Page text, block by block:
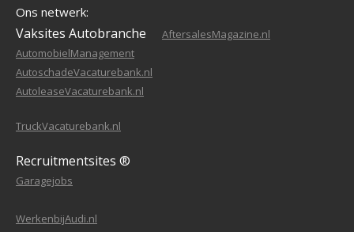
Ons netwerk:
Vaksites Autobranche
AftersalesMagazine.nl
AutomobielManagement
AutoschadeVacaturebank.nl
AutoleaseVacaturebank.nl
TruckVacaturebank.nl
Recruitmentsites ®
Garagejobs
WerkenbijAudi.nl